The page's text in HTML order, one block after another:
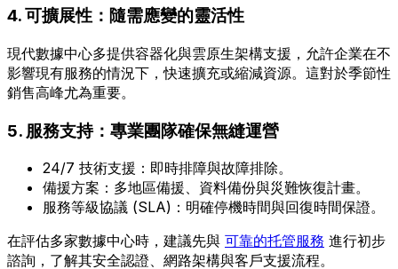
4. 可擴展性：隨需應變的靈活性
現代數據中心多提供容器化與雲原生架構支援，允許企業在不
影響現有服務的情況下，快速擴充或縮減資源。這對於季節性
銷售高峰尤為重要。
5. 服務支持：專業團隊確保無縫運營
24/7 技術支援：即時排障與故障排除。
備援方案：多地區備援、資料備份與災難恢復計畫。
服務等級協議 (SLA)：明確停機時間與回復時間保證。
在評估多家數據中心時，建議先與 可靠的托管服務 進行初步
諮詢，了解其安全認證、網路架構與客戶支援流程。